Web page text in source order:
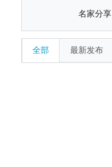
名家分享
全部 最新发布